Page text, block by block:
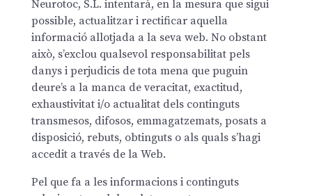
Neurotoc, S.L. intentarà, en la mesura que sigui
possible, actualitzar i rectificar aquella
informació allotjada a la seva web. No obstant
això, s’exclou qualsevol responsabilitat pels
danys i perjudicis de tota mena que puguin
deure’s a la manca de veracitat, exactitud,
exhaustivitat i/o actualitat dels continguts
transmesos, difosos, emmagatzemats, posats a
disposició, rebuts, obtinguts o als quals s’hagi
accedit a través de la Web.
Pel que fa a les informacions i continguts